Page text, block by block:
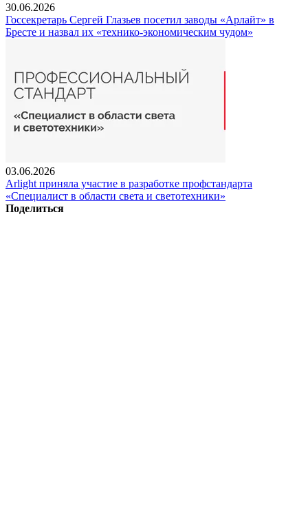
30.06.2026
Госсекретарь Сергей Глазьев посетил заводы «Арлайт» в
Бресте и назвал их «технико-экономическим чудом»
03.06.2026
Arlight приняла участие в разработке профстандарта
«Специалист в области света и светотехники»
Поделиться